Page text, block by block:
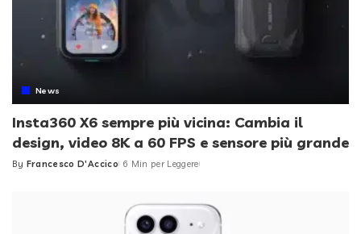
News
Insta360 X6 sempre più vicina: Cambia il
design, video 8K a 60 FPS e sensore più grande
Posted
By Francesco D'Accico 6 Min per Leggere